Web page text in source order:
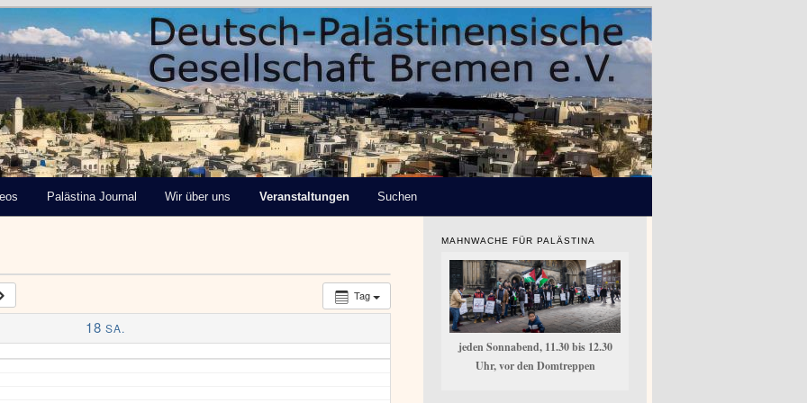
Gesellschaft
Palästina Journal Wir über uns Veranstaltungen Suchen
Tag
18 SA.
MAHNWACHE FÜR PALÄSTINA
jeden Sonnabend, 11.30 bis 12.30
Uhr, vor den Domtreppen